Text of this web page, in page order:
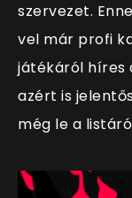
szervezet.
vel már profi
játékáról híres
azért is
még le a